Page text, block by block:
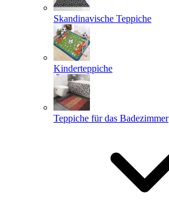
Skandinavische Teppiche
Kinderteppiche
Teppiche für das Badezimmer